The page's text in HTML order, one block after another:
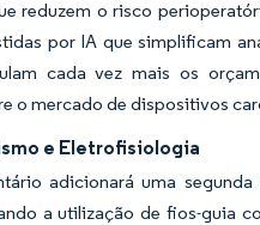
reduzem o risco
por IA que simplificam
cada vez mais os
o mercado de dispositivos
e Eletrofisiologia
adicionará uma
a utilização de fios-guia